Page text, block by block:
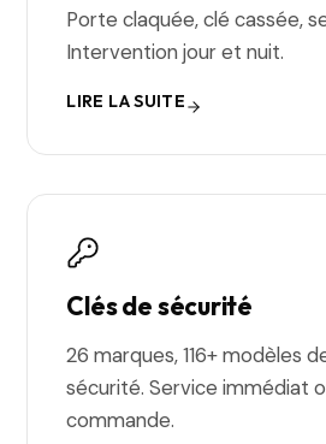
Porte claquée, clé cassée,
Intervention jour et nuit.
LIRE LA SUITE
Clés de sécurité
26 marques, 116+ modèles
sécurité. Service immédiat
commande.